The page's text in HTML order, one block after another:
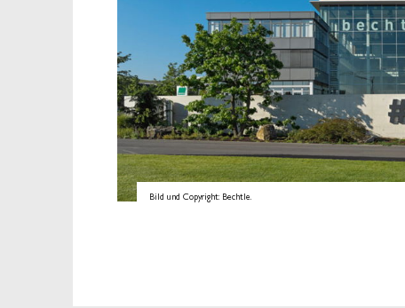
Bild und Copyright: Bechtle.